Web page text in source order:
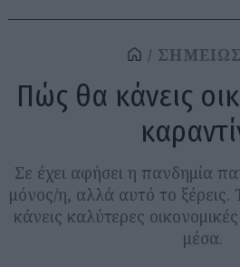
Πώς θα κάνεις
Σε έχει αφήσει η πανδημία
μόνος/η, αλλά αυτό το
κάνεις καλύτερες
μέσα.